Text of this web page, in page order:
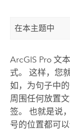
在本主题中
ArcGIS Pro文
式。 这样，您
如，为句子中
周围任何放置
签。 也就是说
号的位置都可